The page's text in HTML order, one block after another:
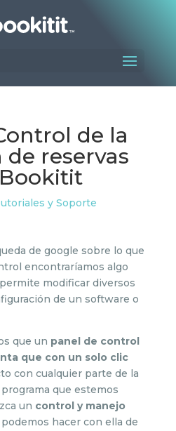
de la
reservas
y Soporte
de google sobre lo que
encontraríamos algo
modificar diversos
de un software o
que un panel de control
que con un solo clic
con cualquier parte de la
que estemos
un control y manejo
hacer con ella de